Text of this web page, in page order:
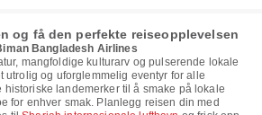
og få den perfekte reiseopplevelsen
Bangladesh Airlines
mangfoldige kulturarv og pulserende lokale
utrolig og uforglemmelig eventyr for alle
historiske landemerker til å smake på lokale
for enhver smak. Planlegg reisen din med